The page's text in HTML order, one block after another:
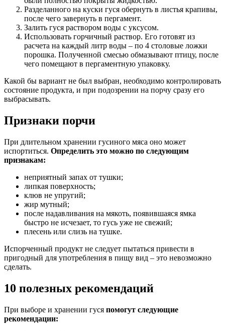
Разделанного на куски гуся обернуть в листья крапивы,
после чего завернуть в пергамент.
Залить гуся раствором воды с уксусом.
Использовать горчичный раствор. Его готовят из
расчета на каждый литр воды – по 4 столовые ложки
порошка. Полученной смесью обмазывают птицу, после
чего помещают в пергаментную упаковку.
Какой бы вариант не был выбран, необходимо контролировать
состояние продукта, и при подозрении на порчу сразу его
выбрасывать.
Признаки порчи
При длительном хранении гусиного мяса оно может
испортиться. Определить это можно по следующим
признакам:
неприятный запах от тушки;
липкая поверхность;
клюв не упругий;
жир мутный;
после надавливания на мякоть, появившаяся ямка
быстро не исчезает, то гусь уже не свежий;
плесень или слизь на тушке.
Испорченный продукт не следует пытаться привести в
пригодный для употребления в пищу вид – это невозможно
сделать.
10 полезных рекомендаций
При выборе и хранении гуся помогут следующие
рекомендации: